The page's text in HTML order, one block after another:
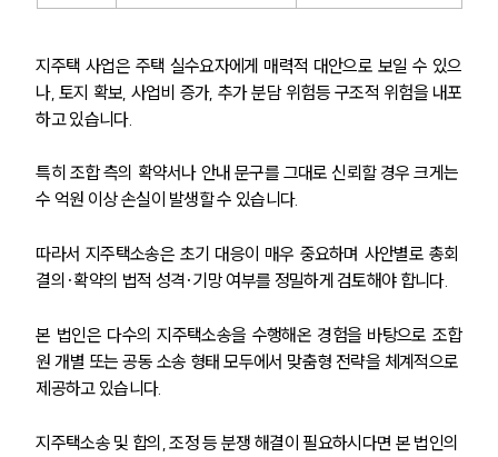
공지사항
법률 블로그
법률서식
대륜법률상담예약
대륜법률상담예약
지주택 사업은 주택 실수요자에게 매력적 대안으로 보일 수 있으
나, 토지 확보, 사업비 증가, 추가 분담 위험등 구조적 위험을 내포
하고 있습니다.
특히 조합 측의 확약서나 안내 문구를 그대로 신뢰할 경우 크게는
수 억원 이상 손실이 발생할 수 있습니다.
따라서 지주택소송은 초기 대응이 매우 중요하며 사안별로 총회
결의·확약의 법적 성격·기망 여부를 정밀하게 검토해야 합니다.
본 법인은 다수의 지주택소송을 수행해온 경험을 바탕으로 조합
원 개별 또는 공동 소송 형태 모두에서 맞춤형 전략을 체계적으로
제공하고 있습니다.
지주택소송 및 합의, 조정 등 분쟁 해결이 필요하시다면 본 법인의